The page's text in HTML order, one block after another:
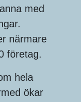
med
närmare
företag.
hela
ökar